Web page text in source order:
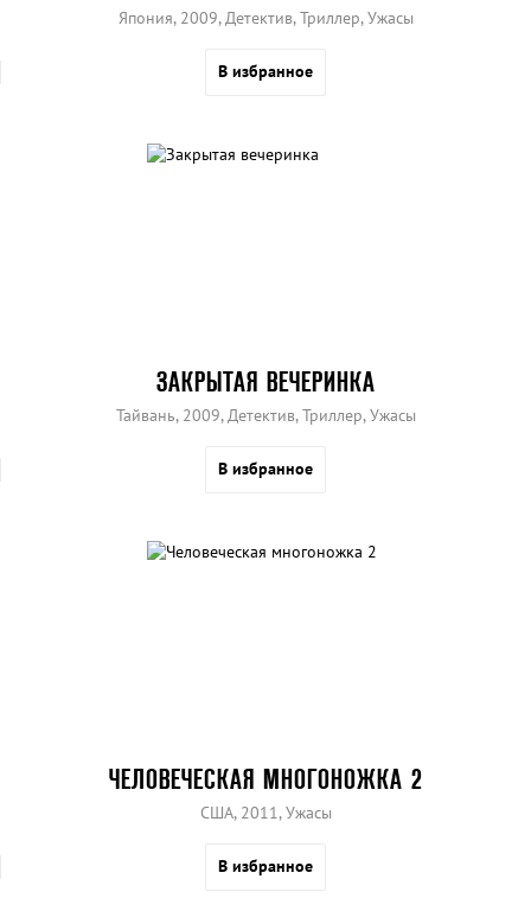
Япония, 2009, Детектив, Триллер, Ужасы
В избранное
ЗАКРЫТАЯ ВЕЧЕРИНКА
Тайвань, 2009, Детектив, Триллер, Ужасы
В избранное
ЧЕЛОВЕЧЕСКАЯ МНОГОНОЖКА 2
США, 2011, Ужасы
В избранное